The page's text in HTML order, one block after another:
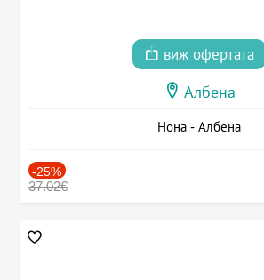
виж офертата
Албена
Нона - Албена
-25%
37.02€